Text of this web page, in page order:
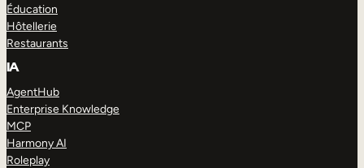
Éducation
Hôtellerie
Restaurants
IA
AgentHub
Enterprise Knowledge
MCP
Harmony AI
Roleplay